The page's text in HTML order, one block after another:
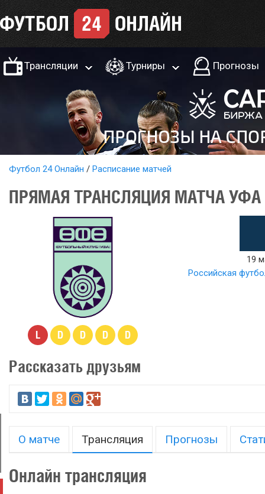
Трансляции Турниры Прогнозы
Футбол 24 Онлайн Расписание матчей
ПРЯМАЯ ТРАНСЛЯЦИЯ МАТЧА
L D D D D
19
Российская
Рассказать друзьям
О матче Трансляция Прогнозы
Онлайн трансляция